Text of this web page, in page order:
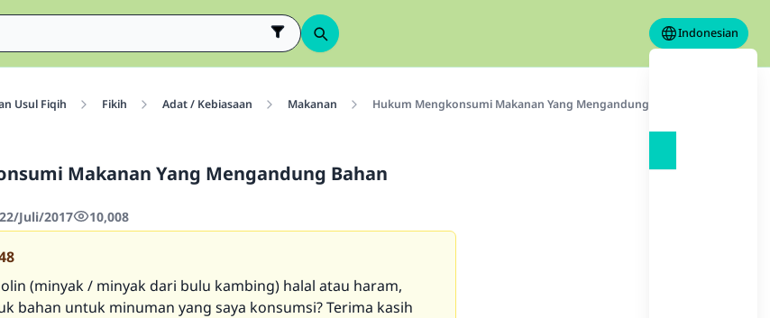
Indonesian
Usul Fiqih Fikih Adat / Kebiasaan Makanan Hukum Mengkonsumi Makanan Yang Mengandung Bahan Lanolin
Makanan Yang Mengandung Bahan
Juli/2017 10,008
(minyak / minyak dari bulu kambing) halal atau haram,
bahan untuk minuman yang saya konsumsi? Terima kasih